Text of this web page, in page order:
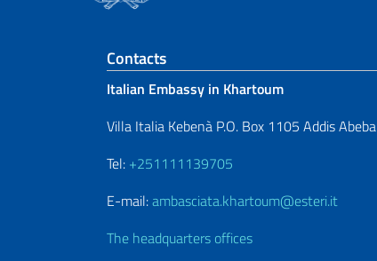
Footer section
Contacts
Italian Embassy in Khartoum
Villa Italia Kebenà P.O. Box 1105 Addis Abeba
Tel: +251111139705
E-mail:ambasciata.khartoum@esteri.it
The headquarters offices